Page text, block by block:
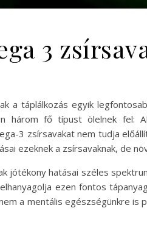
3
a táplálkozás egyik
három fő típust ölelnek fel:
3 zsírsavakat nem tudja
ezeknek a zsírsavaknak, de
jótékony hatásai széles
ezen fontos
a mentális egészségünkre